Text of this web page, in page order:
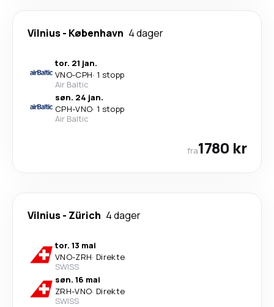
Vilnius- København 4 dager
tor. 21 jan.
VNO-CPH· 1 stopp
Air Baltic
søn. 24 jan.
CPH-VNO· 1 stopp
Air Baltic
fra1780 kr
Vilnius- Zürich 4 dager
tor. 13 mai
VNO-ZRH· Direkte
SWISS
søn. 16 mai
ZRH-VNO· Direkte
SWISS